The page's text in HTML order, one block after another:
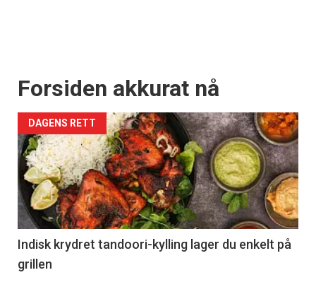
Forsiden akkurat nå
DAGENS RETT
Indisk krydret tandoori-kylling lager du enkelt på
grillen